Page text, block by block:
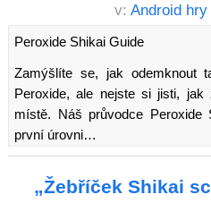
v: Android hry
Peroxide Shikai Guide
Zamýšlíte se, jak odemknout
Peroxide, ale nejste si jisti,
místě. Náš průvodce Peroxide
první úrovni…
„Žebříček Shikai